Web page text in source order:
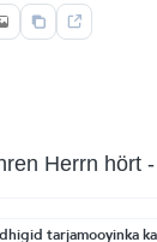
Herrn hört
tarjamooyinka